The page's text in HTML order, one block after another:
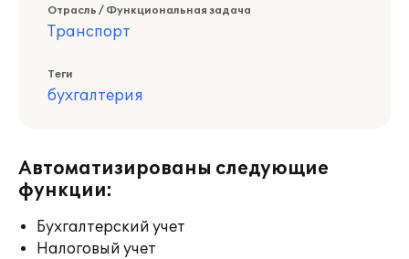
Отрасль / Функциональная задача
Транспорт
Теги
бухгалтерия
Автоматизированы следующие
функции:
Бухгалтерский учет
Налоговый учет